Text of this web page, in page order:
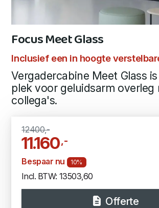
Focus Meet Glass
Inclusief een in hoogte
Vergadercabine Meet Glass
plek voor geluidsarm overleg
collega's.
12400,-
11.160,-
Bespaar nu 10%
Incl. BTW: 13503,60
Offerte